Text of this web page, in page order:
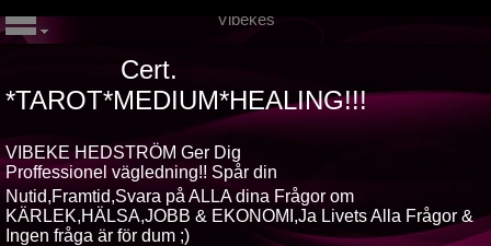
Cert.
*TAROT*MEDIUM*HEALING!!!
VIBEKE HEDSTRÖM Ger Dig
Proffessionel vägledning!! Spår din
Nutid,Framtid,Svara på ALLA dina Frågor om
KÄRLEK,HÄLSA,JOBB & EKONOMI,Ja Livets Alla Frågor &
Ingen fråga är för dum ;)
Vibekes